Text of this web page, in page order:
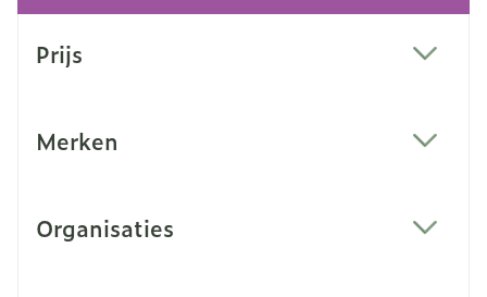
Prijs
Merken
Organisaties